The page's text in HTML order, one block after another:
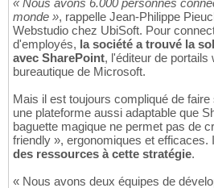
« Nous avons 6.000 personnes
monde », rappelle Jean-Philippe
Webstudio chez UbiSoft. Pour
d'employés, la société a trouvé la
avec SharePoint, l'éditeur de portails
bureautique de Microsoft.
Mais il est toujours compliqué de
une plateforme aussi adaptable que
baguette magique ne permet pas de
friendly », ergonomiques et efficaces.
des ressources à cette stratégie.
« Nous avons deux équipes de